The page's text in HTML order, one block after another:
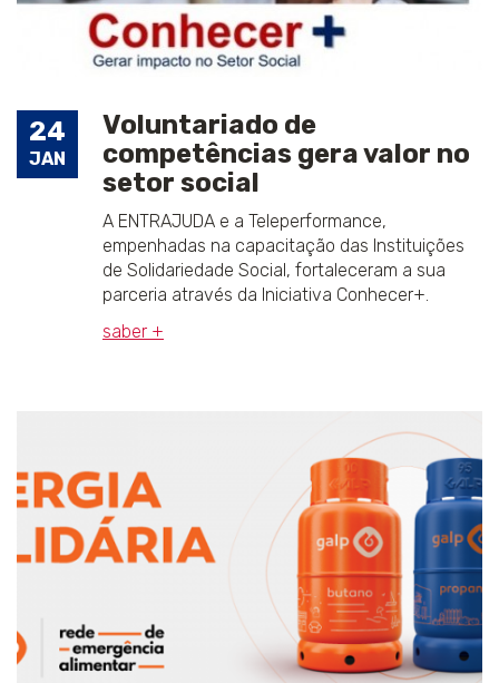
24
JAN
Voluntariado de
competências gera valor no
setor social
A ENTRAJUDA e a Teleperformance,
empenhadas na capacitação das Instituições
de Solidariedade Social, fortaleceram a sua
parceria através da Iniciativa Conhecer+.
saber +